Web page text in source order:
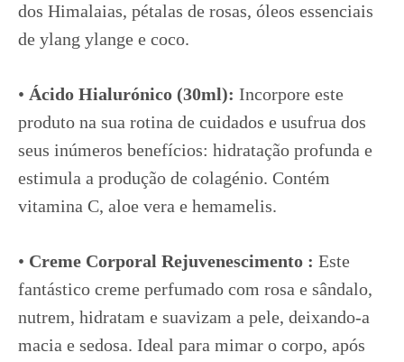
dos Himalaias, pétalas de rosas, óleos essenciais
de ylang ylange e coco.
• Ácido Hialurónico (30ml): Incorpore este
produto na sua rotina de cuidados e usufrua dos
seus inúmeros benefícios: hidratação profunda e
estimula a produção de colagénio. Contém
vitamina C, aloe vera e hemamelis.
• Creme Corporal Rejuvenescimento : Este
fantástico creme perfumado com rosa e sândalo,
nutrem, hidratam e suavizam a pele, deixando-a
macia e sedosa. Ideal para mimar o corpo, após